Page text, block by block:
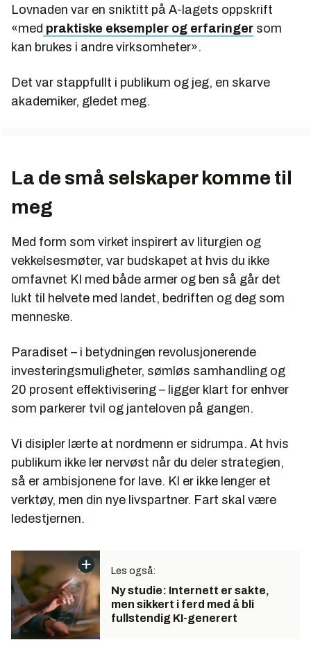
Lovnaden var en sniktitt på A-lagets oppskrift
«med praktiske eksempler og erfaringer som
kan brukes i andre virksomheter».
Det var stappfullt i publikum og jeg, en skarve
akademiker, gledet meg.
La de små selskaper komme til
meg
Med form som virket inspirert av liturgien og
vekkelsesmøter, var budskapet at hvis du ikke
omfavnet KI med både armer og ben så går det
lukt til helvete med landet, bedriften og deg som
menneske.
Paradiset – i betydningen revolusjonerende
investeringsmuligheter, sømløs samhandling og
20 prosent effektivisering – ligger klart for enhver
som parkerer tvil og janteloven på gangen.
Vi disipler lærte at nordmenn er sidrumpa. At hvis
publikum ikke ler nervøst når du deler strategien,
så er ambisjonene for lave. KI er ikke lenger et
verktøy, men din nye livspartner. Fart skal være
ledestjernen.
Les også:
Ny studie: Internett er sakte,
men sikkert i ferd med å bli
fullstendig KI-generert